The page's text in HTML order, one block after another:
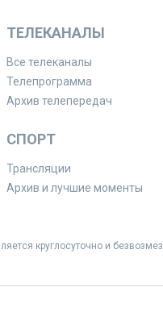
ТЕЛЕКАНАЛЫ
Все телеканалы
Телепрограмма
Архив телепередач
СПОРТ
Трансляции
Архив и лучшие моменты
круглосуточно и